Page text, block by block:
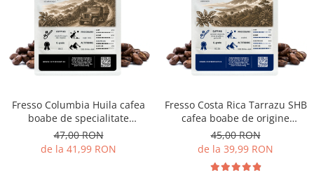
Fresso Columbia Huila cafea
boabe de specialitate
proaspăt prăjită și
decofeinizată
47,00 RON
de la 41,99 RON
Fresso Costa Rica Tarrazu SHB
cafea boabe de origine
proaspăt prăjită
45,00 RON
de la 39,99 RON